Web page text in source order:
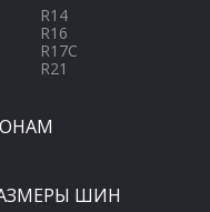
R14
R16
R17C
R21
ШИН